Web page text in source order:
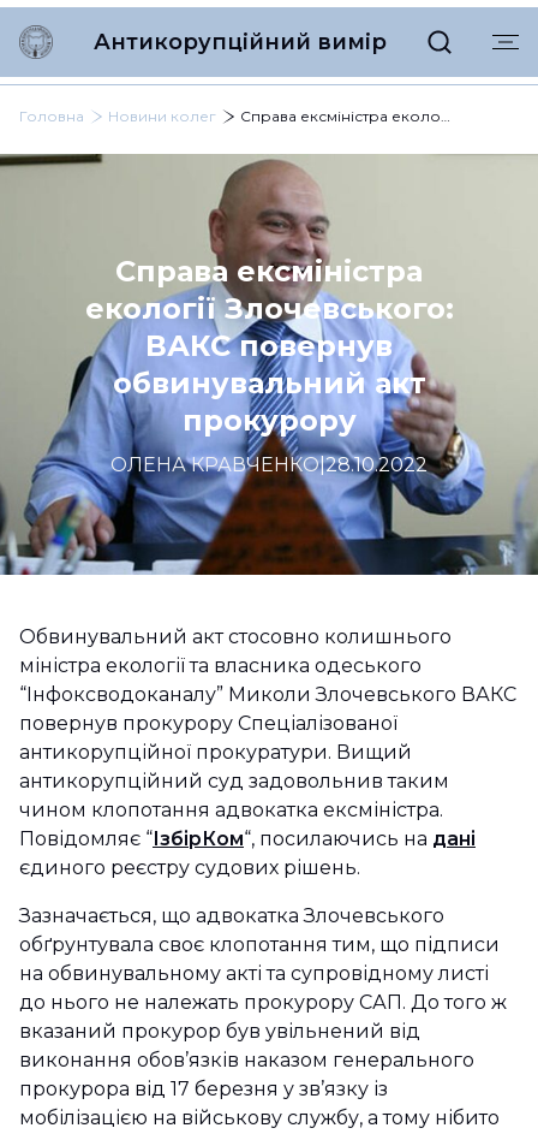
Антикорупційний вимір
Головна Новини колег Справа ексміністра екології Злочевського: ВАКС повернув обвинувальний акт прокурору
Справа ексміністра
екології Злочевського:
ВАКС повернув
обвинувальний акт
прокурору
ОЛЕНА КРАВЧЕНКО|28.10.2022
Обвинувальний акт стосовно колишнього
міністра екології та власника одеського
“Інфоксводоканалу” Миколи Злочевського ВАКС
повернув прокурору Спеціалізованої
антикорупційної прокуратури. Вищий
антикорупційний суд задовольнив таким
чином клопотання адвокатка ексміністра.
Повідомляє “ІзбірКом“, посилаючись на дані
єдиного реєстру судових рішень.
Зазначається, що адвокатка Злочевського
обґрунтувала своє клопотання тим, що підписи
на обвинувальному акті та супровідному листі
до нього не належать прокурору САП. До того ж
вказаний прокурор був увільнений від
виконання обов’язків наказом генерального
прокурора від 17 березня у зв’язку із
мобілізацією на військову службу, а тому нібито